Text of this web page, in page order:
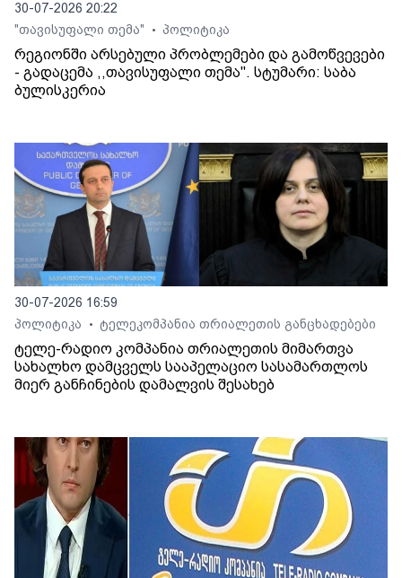
30-07-2026 20:22
"თავისუფალი თემა"
• პოლიტიკა
რეგიონში არსებული პრობლემები და გამოწვევები
- გადაცემა ,,თავისუფალი თემა". სტუმარი: საბა
ბულისკერია
30-07-2026 16:59
პოლიტიკა
• ტელეკომპანია თრიალეთის განცხადებები
ტელე-რადიო კომპანია თრიალეთის მიმართვა
სახალხო დამცველს სააპელაციო სასამართლოს
მიერ განჩინების დამალვის შესახებ